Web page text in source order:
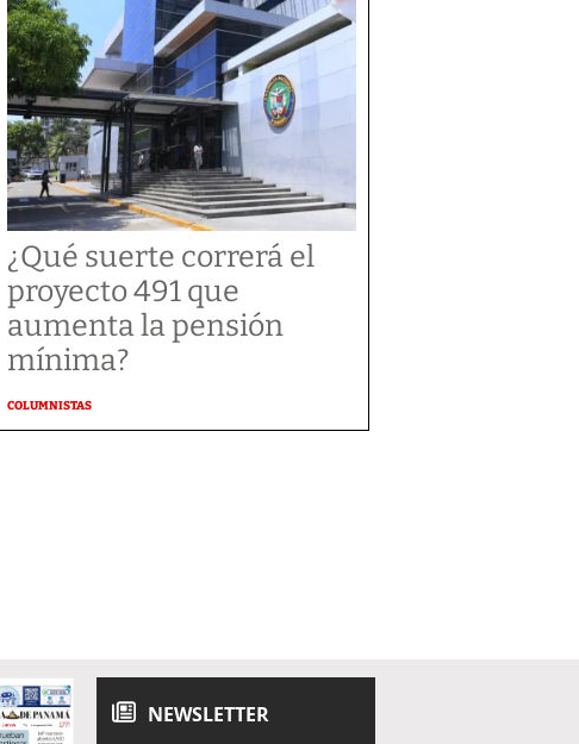
¿Qué suerte correrá el
proyecto 491 que
aumenta la pensión
mínima?
COLUMNISTAS
NEWSLETTER